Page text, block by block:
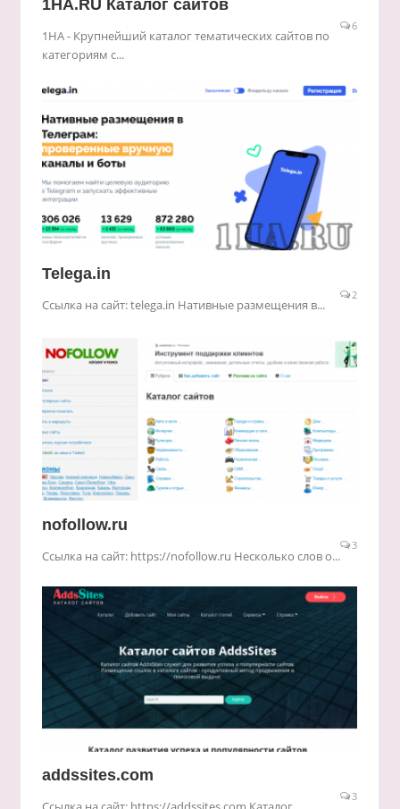
1HA.RU Каталог сайтов
6
1HA - Крупнейший каталог тематических сайтов по
категориям с...
Telega.in
2
Ссылка на сайт: telega.in Нативные размещения в...
nofollow.ru
3
Ссылка на сайт: https://nofollow.ru Несколько слов о...
addssites.com
3